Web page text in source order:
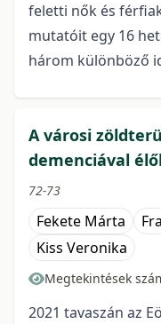
feletti nők és
mutatóit egy 16
három különböző
A városi
demenciával
72-73
Fekete Márta
Kiss Veronika
Megtekintések
2021 tavaszán az